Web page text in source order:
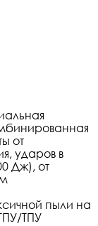
от
ударов в
Дж), от
пыли на
ТПУ